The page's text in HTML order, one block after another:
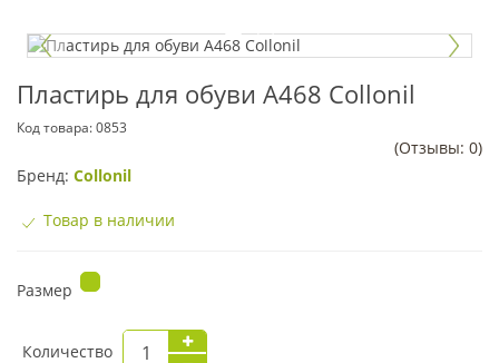
Пластирь для обуви А468 Collonil
Код товара:0853
(Отзывы: 0)
Бренд: Collonil
Товар в наличии
Размер
Количество